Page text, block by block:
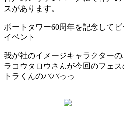
スがあります。
ポートタワー60周年を記念して
イベント
我が社のイメージキャラクター
ラコウタロウさんが今回のフェ
トラくんのパパっっ